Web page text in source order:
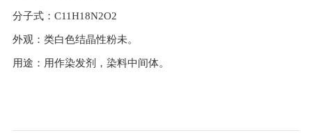
分子式：C11H18N2O2
外观：类白色结晶性粉未。
用途：用作染发剂，染料中间体。